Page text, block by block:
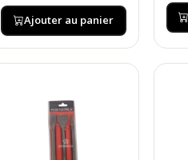
Ajouter au panier